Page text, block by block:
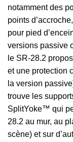
notamment des
points
pour pied
versions passive
le SR-28.2
et une protection
la version
trouve les
SplitYoke™ qui
28.2 au mur, au
scène) et sur